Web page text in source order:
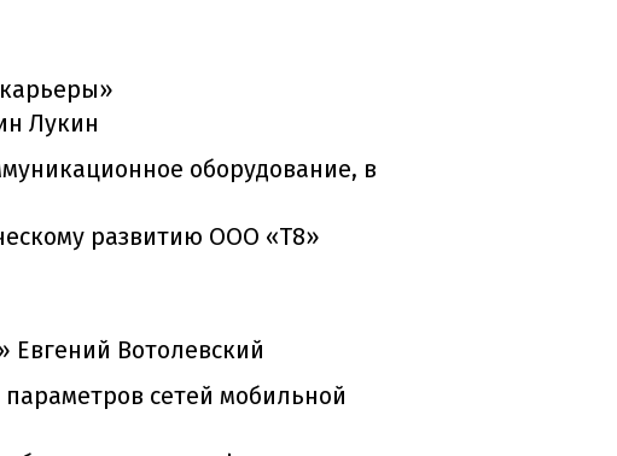
Лукин
оборудование, в
развитию ООО «Т8»
Евгений Вотолевский
сетей мобильной